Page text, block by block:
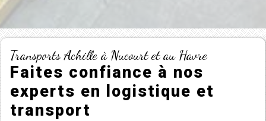
Transports Achille à Nucourt et au Havre
Faites confiance à nos
experts en logistique et
transport